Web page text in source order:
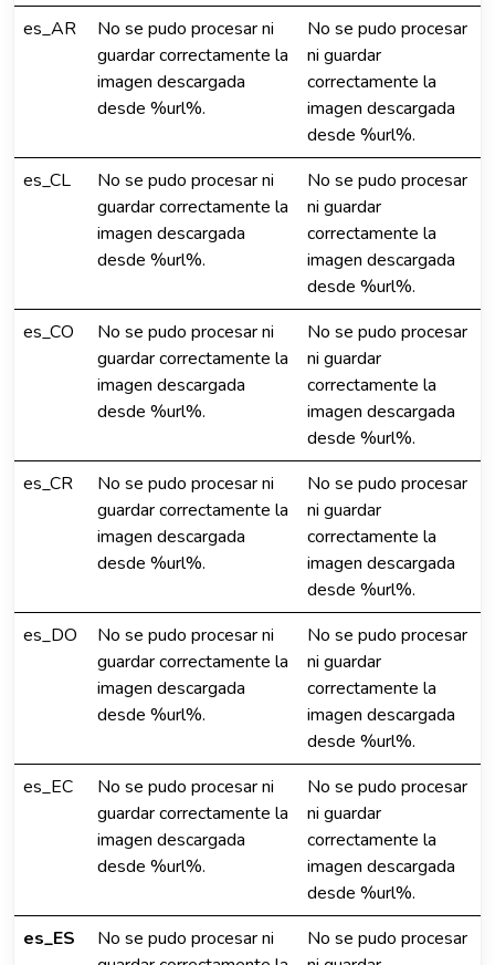
es_AR
No se pudo procesar ni
guardar correctamente la
imagen descargada
desde %url%.
No se pudo procesar
ni guardar
correctamente la
imagen descargada
desde %url%.
es_CL
No se pudo procesar ni
guardar correctamente la
imagen descargada
desde %url%.
No se pudo procesar
ni guardar
correctamente la
imagen descargada
desde %url%.
es_CO
No se pudo procesar ni
guardar correctamente la
imagen descargada
desde %url%.
No se pudo procesar
ni guardar
correctamente la
imagen descargada
desde %url%.
es_CR
No se pudo procesar ni
guardar correctamente la
imagen descargada
desde %url%.
No se pudo procesar
ni guardar
correctamente la
imagen descargada
desde %url%.
es_DO
No se pudo procesar ni
guardar correctamente la
imagen descargada
desde %url%.
No se pudo procesar
ni guardar
correctamente la
imagen descargada
desde %url%.
es_EC
No se pudo procesar ni
guardar correctamente la
imagen descargada
desde %url%.
No se pudo procesar
ni guardar
correctamente la
imagen descargada
desde %url%.
es_ES
No se pudo procesar ni
No se pudo procesar